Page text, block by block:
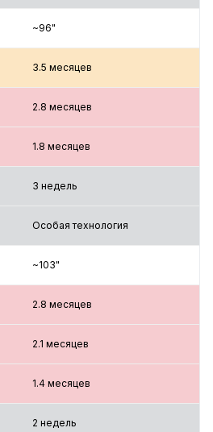
~96"
3.5 месяцев
2.8 месяцев
1.8 месяцев
3 недель
Особая технология
~103"
2.8 месяцев
2.1 месяцев
1.4 месяцев
2 недель